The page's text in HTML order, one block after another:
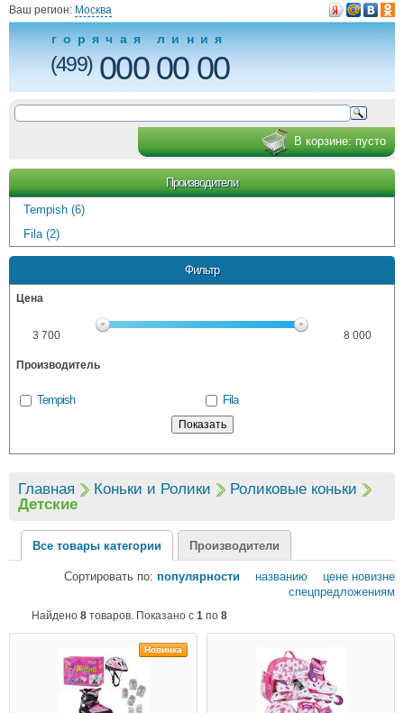
Ваш регион: Москва
горячая линия
(499)000 00 00
В корзине: пусто
Производители
Tempish (6)
Fila (2)
Фильтр
Цена
3 700 8 000
Производитель
Tempish Fila
Главная Коньки и Ролики
Роликовые коньки
Детские
Все товары категории Производители
Сортировать по: популярности названию цене новизне
спецпредложениям
Найдено 8 товаров. Показано с 1 по 8
Новинка